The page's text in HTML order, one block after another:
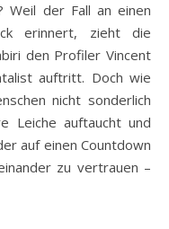
Weil der Fall an einen
erinnert, zieht die
den Profiler Vincent
auftritt. Doch wie
nicht sonderlich
Leiche auftaucht und
auf einen Countdown
zu vertrauen –